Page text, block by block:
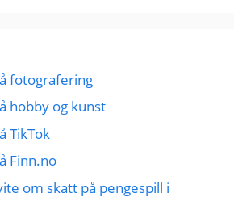
fotografering
hobby og kunst
TikTok
Finn.no
om skatt på pengespill i